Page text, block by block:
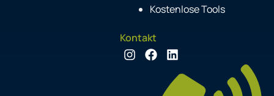
Kostenlose Tools
Kontakt
I
n
F
a
L
i
n
k